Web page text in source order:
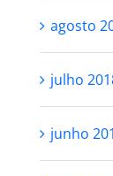
agosto
julho
junho